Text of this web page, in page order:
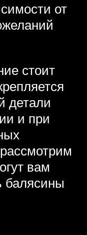
от
стоит
детали
и при
вам
балясины